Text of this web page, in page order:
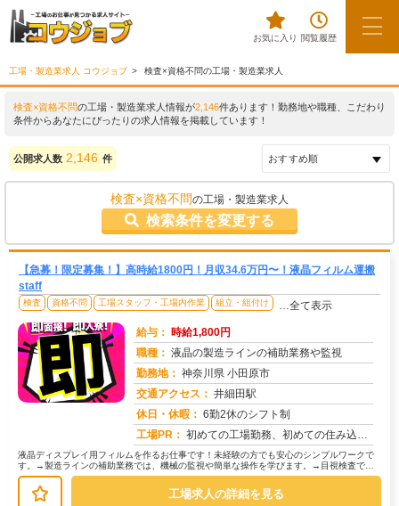
お気に入り 閲覧履歴
工場・製造業求人 コウジョブ 検査×資格不問の工場・製造業求人
検査×資格不問の工場・製造業求人情報が2,146件あります！勤務地や職種、こだわり
条件からあなたにぴったりの求人情報を掲載しています！
公開求人数 2,146 件
検査×資格不問の工場・製造業求人
検索条件を変更する
【急募！限定募集！】高時給1800円！月収34.6万円〜！液晶フィルム運搬
staff
検査 資格不問 工場スタッフ・工場内作業 組立・組付け …全て表示
給与： 時給1,800円
職種： 液晶の製造ラインの補助業務や監視
勤務地： 神奈川県 小田原市
交通アクセス： 井細田駅
休日・休暇： 6勤2休のシフト制
工場PR： 初めての工場勤務、初めての住み込み…不安は尽きないですよね。でも大丈夫！株式会社京栄センターなら、あなたをしっかり...
液晶ディスプレイ用フィルムを作るお仕事です！未経験の方でも安心のシンプルワークで
す。→製造ラインの補助業務では、機械の監視や簡単な操作を学びます。→目視検査で
は、製品に傷や汚れがないか確認します...
工場求人の詳細を見る